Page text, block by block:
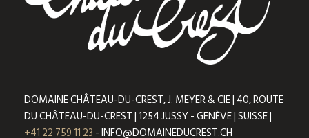
DOMAINE CHÂTEAU-DU-CREST, J. MEYER & CIE | 40, ROUTE
DU CHÂTEAU-DU-CREST | 1254 JUSSY - GENÈVE | SUISSE |
+41 22 759 11 23 - INFO@DOMAINEDUCREST.CH